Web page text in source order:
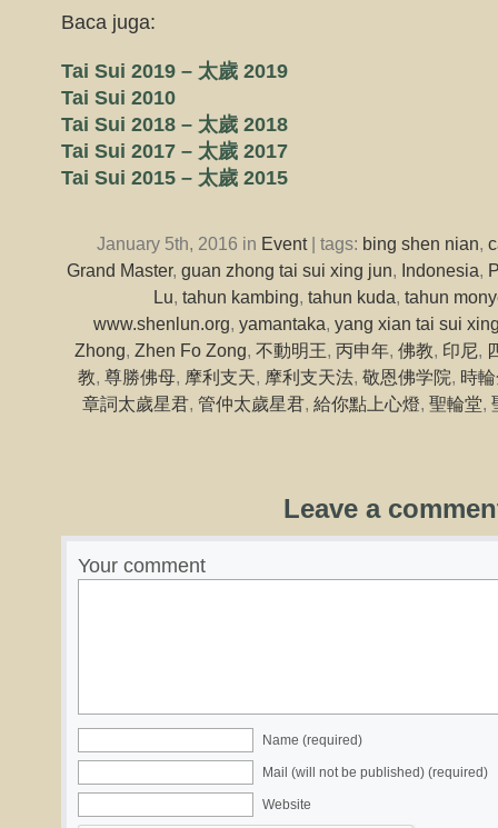
Baca juga:
Tai Sui 2019 – 太歲 2019
Tai Sui 2010
Tai Sui 2018 – 太歲 2018
Tai Sui 2017 – 太歲 2017
Tai Sui 2015 – 太歲 2015
January 5th, 2016 in Event| tags: bing shen nian,
Grand Master, guan zhong tai sui xing jun, Indonesia,
Lu, tahun kambing, tahun kuda, tahun
www.shenlun.org, yamantaka, yang xian tai sui
Zhong, Zhen Fo Zong, 不動明王, 丙申年, 佛教, 印尼,
教, 尊勝佛母, 摩利支天, 摩利支天法, 敬恩佛学院, 時
章詞太歲星君, 管仲太歲星君, 給你點上心燈, 聖輪堂,
Leave a
Your comment
Name (required)
Mail (will not be published) (required)
Website